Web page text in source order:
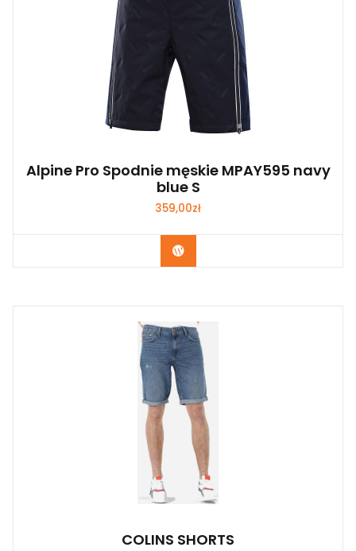
Alpine Pro Spodnie męskie MPAY595 navy
blue S
359,00zł
Kup Teraz
COLINS SHORTS